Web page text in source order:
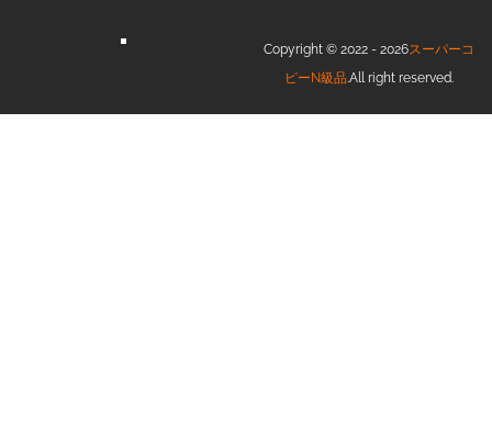
Copyright © 2022 - 2026スーパーコ
ピーN級品.All right reserved.